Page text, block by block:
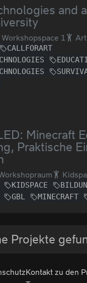
and
1 Art
CALLFORART
Minecraft
Praktische
KIDSPACE
GBL MINECRAFT
Projekte
Kontakt zu den